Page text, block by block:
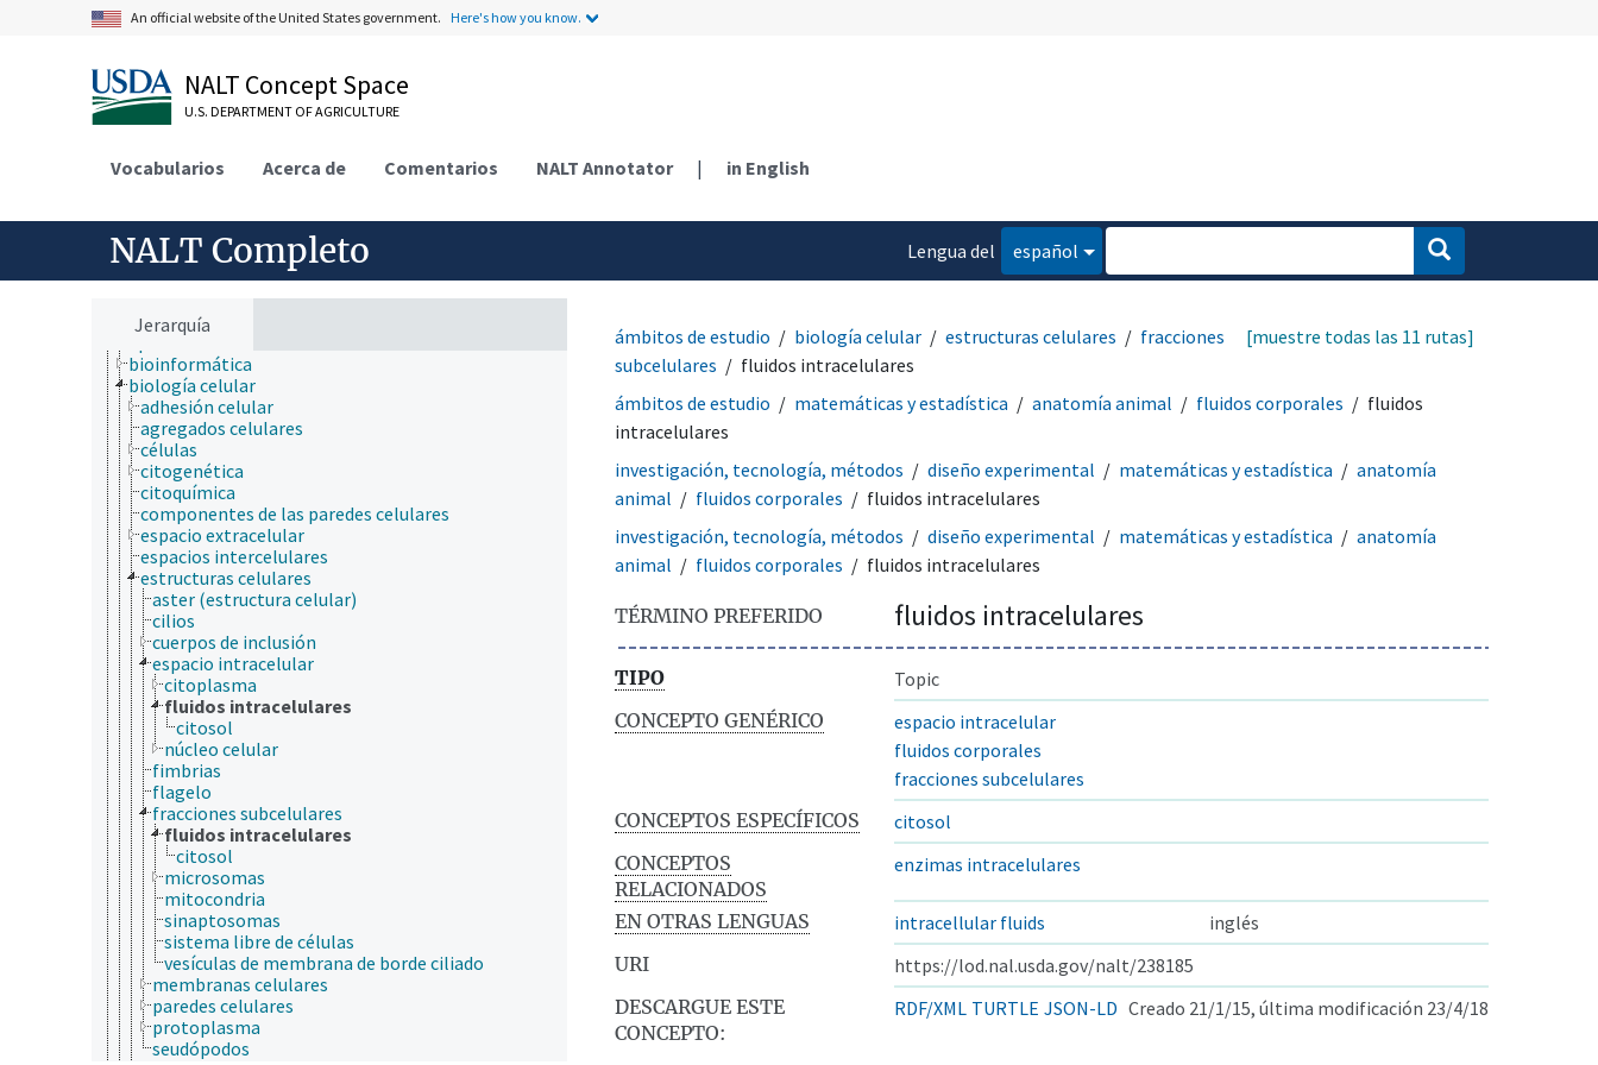
An official website of the United States government. Here's how you know.
NALT Concept Space
U.S. DEPARTMENT OF AGRICULTURE
Vocabularios Acerca de Comentarios NALT Annotator | in English
NALT Completo
Lengua del
español
Jerarquía
acuicultura
aerobiología
agricultura
ambiente
apicultura
bioinformática
biología celular
adhesión celular
agregados celulares
células
citogenética
citoquímica
componentes de las paredes celulares
espacio extracelular
espacios intercelulares
estructuras celulares
aster (estructura celular)
cilios
cuerpos de inclusión
espacio intracelular
citoplasma
fluidos intracelulares
citosol
núcleo celular
fimbrias
flagelo
fracciones subcelulares
fluidos intracelulares
citosol
microsomas
mitocondria
sinaptosomas
sistema libre de células
vesículas de membrana de borde ciliado
membranas celulares
paredes celulares
protoplasma
seudópodos
ámbitos de estudio biología celular estructuras celulares
fracciones
subcelulares
fluidos intracelulares
[muestre todas las 11 rutas]
ámbitos de estudio matemáticas y estadística anatomía animal fluidos corporales
fluidos
intracelulares
investigación, tecnología, métodos
diseño experimental matemáticas y estadística
anatomía
animal
fluidos corporales
fluidos intracelulares
investigación, tecnología, métodos
diseño experimental matemáticas y estadística
anatomía
animal
fluidos corporales fluidos intracelulares
TÉRMINO PREFERIDO fluidos intracelulares
TIPO
Topic
CONCEPTO GENÉRICO
espacio intracelular
fluidos corporales
fracciones subcelulares
CONCEPTOS ESPECÍFICOS
citosol
CONCEPTOS
RELACIONADOS
enzimas intracelulares
EN OTRAS LENGUAS intracellular fluids
inglés
URI
https://lod.nal.usda.gov/nalt/238185
DESCARGUE ESTE
CONCEPTO:
RDF/XML TURTLE JSON-LD Creado 21/1/15, última modificación 23/4/18